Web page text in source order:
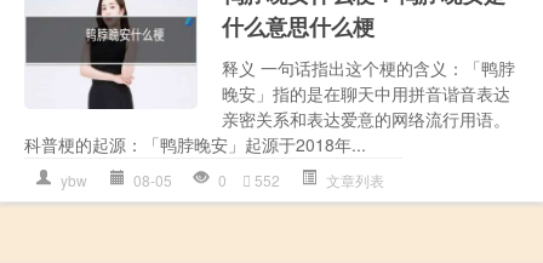
什么意思什么梗
释义 一句话指出这个梗的含义：「鸭脖
晚安」指的是在聊天中用拼音谐音表达
亲密关系和表达爱意的网络流行用语。
科普梗的起源：「鸭脖晚安」起源于2018年...
ybw 08-05 0 552 文章列表